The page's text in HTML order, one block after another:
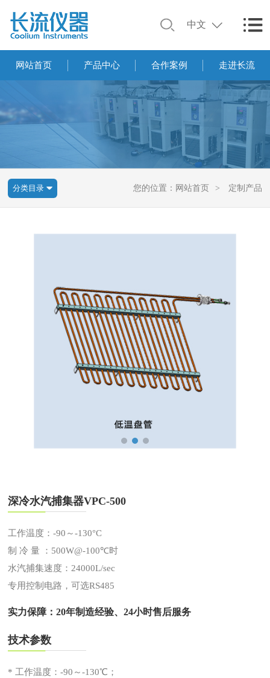
中文
网站首页 产品中心 合作案例 走进长流
分类目录 您的位置： 网站首页 > 定制产品
深冷水汽捕集器VPC-500
工作温度：-90～-130°C
制 冷 量 ：500W@-100℃时
水汽捕集速度：24000L/sec
专用控制电路，可选RS485
实力保障：20年制造经验、24小时售后服务
技术参数
* 工作温度：-90～-130℃；